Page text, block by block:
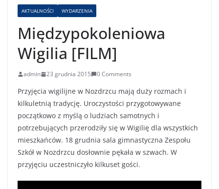
AKTUALNOŚCI WYDARZENIA
Międzypokoleniowa
Wigilia [FILM]
admin 23 grudnia 2015 0 Comments
Przyjęcia wigilijne w Nozdrzcu mają duży rozmach i
kilkuletnią tradycję. Uroczystości przygotowywane
początkowo z myślą o ludziach samotnych i
potrzebujących przerodziły się w Wigilię dla wszystkich
mieszkańców. 18 grudnia sala gimnastyczna Zespołu
Szkół w Nozdrzcu dosłownie pękała w szwach. W
przyjęciu uczestniczyło kilkuset gości.